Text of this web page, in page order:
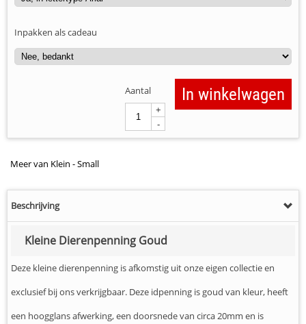
Inpakken als cadeau
Aantal
+
-
In winkelwagen
Meer van Klein - Small
Beschrijving
Kleine Dierenpenning Goud
Deze kleine dierenpenning is afkomstig uit onze eigen collectie en
exclusief bij ons verkrijgbaar. Deze idpenning is goud van kleur, heeft
een hoogglans afwerking, een doorsnede van circa 20mm en is